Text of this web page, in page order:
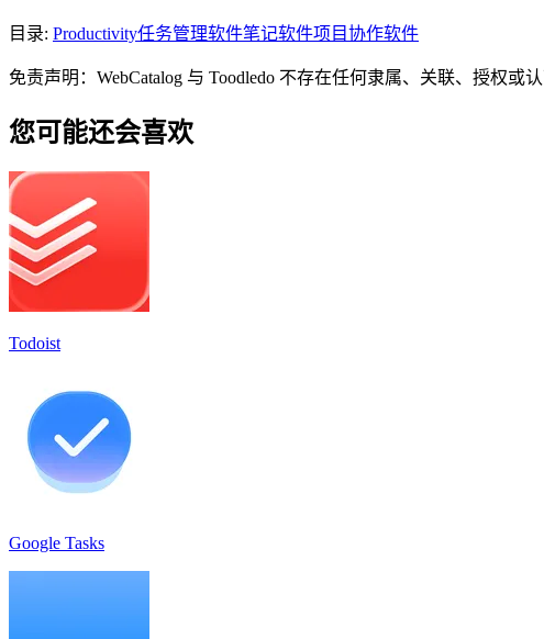
目录: Productivity任务管理软件笔记软件项目协作软件
免责声明：WebCatalog 与 Toodledo 不存在任何隶属、关联、授权
您可能还会喜欢
Todoist
Google Tasks